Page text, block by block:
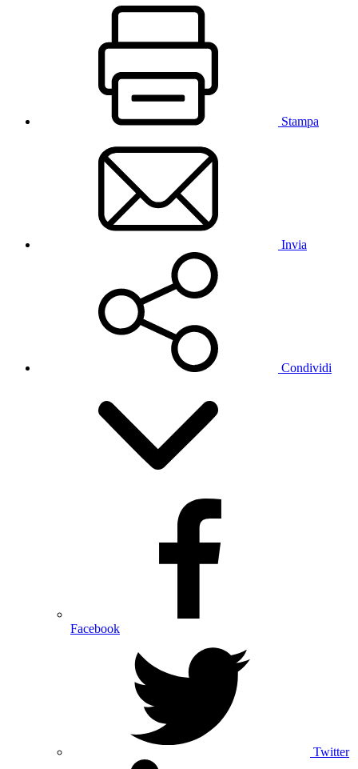
Stampa
Invia
Condividi
Facebook
Twitter